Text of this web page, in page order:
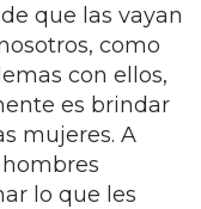
que las vayan
como
con ellos,
es brindar
mujeres. A
lo que les